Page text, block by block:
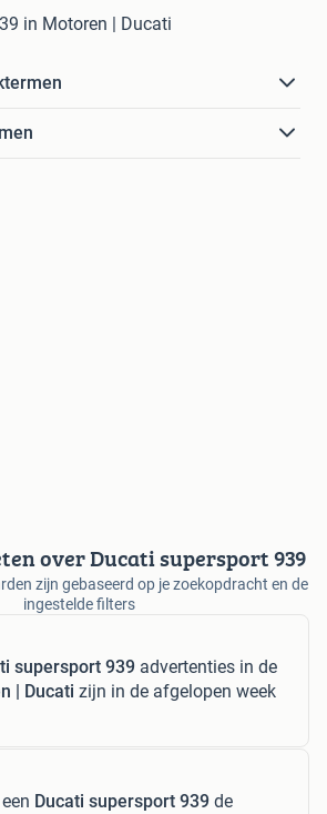
in Motoren | Ducati
over Ducati supersport 939
zijn gebaseerd op je zoekopdracht en de
ingestelde filters
supersport 939 advertenties in de
| Ducati zijn in de afgelopen week
Ducati supersport 939 de